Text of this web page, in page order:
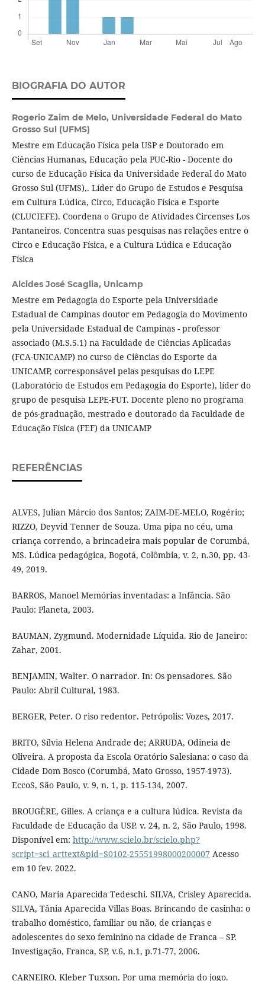
BIOGRAFIA DO AUTOR
Rogerio Zaim de Melo, Universidade Federal do Mato
Grosso Sul (UFMS)
Mestre em Educação Física pela USP e Doutorado em
Ciências Humanas, Educação pela PUC-Rio - Docente do
curso de Educação Física da Universidade Federal do Mato
Grosso Sul (UFMS),. Líder do Grupo de Estudos e Pesquisa
em Cultura Lúdica, Circo, Educação Física e Esporte
(CLUCIEFE). Coordena o Grupo de Atividades Circenses Los
Pantaneiros. Concentra suas pesquisas nas relações entre o
Circo e Educação Física, e a Cultura Lúdica e Educação
Física
Alcides José Scaglia, Unicamp
Mestre em Pedagogia do Esporte pela Universidade
Estadual de Campinas doutor em Pedagogia do Movimento
pela Universidade Estadual de Campinas - professor
associado (M.S.5.1) na Faculdade de Ciências Aplicadas
(FCA-UNICAMP) no curso de Ciências do Esporte da
UNICAMP, corresponsável pelas pesquisas do LEPE
(Laboratório de Estudos em Pedagogia do Esporte), líder do
grupo de pesquisa LEPE-FUT. Docente pleno no programa
de pós-graduação, mestrado e doutorado da Faculdade de
Educação Física (FEF) da UNICAMP
REFERÊNCIAS
ALVES, Julian Márcio dos Santos; ZAIM-DE-MELO, Rogério;
RIZZO, Deyvid Tenner de Souza. Uma pipa no céu, uma
criança correndo, a brincadeira mais popular de Corumbá,
MS. Lúdica pedagógica, Bogotá, Colômbia, v. 2, n.30, pp. 43-
49, 2019.
BARROS, Manoel Memórias inventadas: a Infância. São
Paulo: Planeta, 2003.
BAUMAN, Zygmund. Modernidade Líquida. Rio de Janeiro:
Zahar, 2001.
BENJAMIN, Walter. O narrador. In: Os pensadores. São
Paulo: Abril Cultural, 1983.
BERGER, Peter. O riso redentor. Petrópolis: Vozes, 2017.
BRITO, Sílvia Helena Andrade de; ARRUDA, Odineia de
Oliveira. A proposta da Escola Oratório Salesiana: o caso da
Cidade Dom Bosco (Corumbá, Mato Grosso, 1957-1973).
EccoS, São Paulo, v. 9, n. 1, p. 115-134, 2007.
BROUGÈRE, Gilles. A criança e a cultura lúdica. Revista da
Faculdade de Educação da USP. v. 24, n. 2, São Paulo, 1998.
Disponível em: http://www.scielo.br/scielo.php?
script=sci_arttext&pid=S0102-25551998000200007 Acesso
em 10 fev. 2022.
CANO, Maria Aparecida Tedeschi. SILVA, Crisley Aparecida.
SILVA, Tânia Aparecida Villas Boas. Brincando de casinha: o
trabalho doméstico, familiar ou não, de crianças e
adolescentes do sexo feminino na cidade de Franca – SP.
Investigação, Franca, SP, v.6, n.1, p.71-77, 2006.
CARNEIRO, Kleber Tuxson. Por uma memória do jogo.